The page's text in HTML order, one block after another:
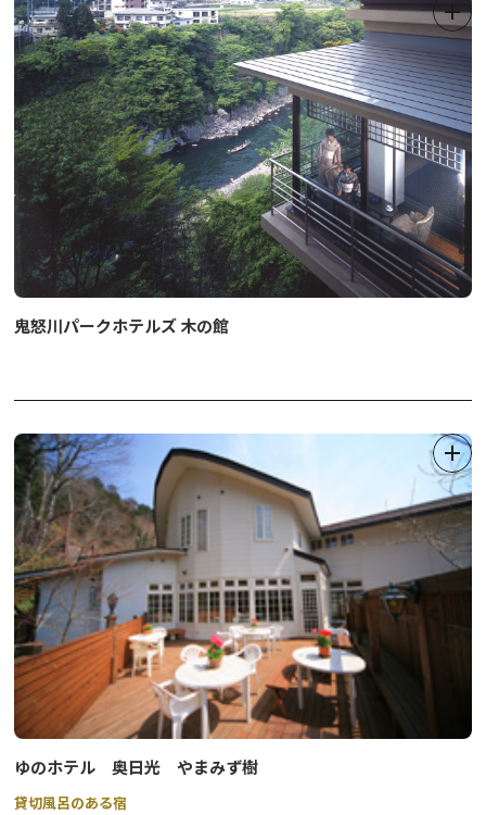
下さい。
鬼怒川パークホテルズ 木の館
ゆのホテル 奥日光 やまみず樹
貸切風呂のある宿